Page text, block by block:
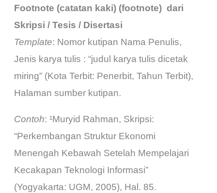
Footnote (catatan kaki) (footnote) dari
Skripsi / Tesis / Disertasi
Template: Nomor kutipan Nama Penulis,
Jenis karya tulis : “judul karya tulis dicetak
miring” (Kota Terbit: Penerbit, Tahun Terbit),
Halaman sumber kutipan.
Contoh: ¹Muryid Rahman, Skripsi:
“Perkembangan Struktur Ekonomi
Menengah Kebawah Setelah Mempelajari
Kecakapan Teknologi Informasi”
(Yogyakarta: UGM, 2005), Hal. 85.